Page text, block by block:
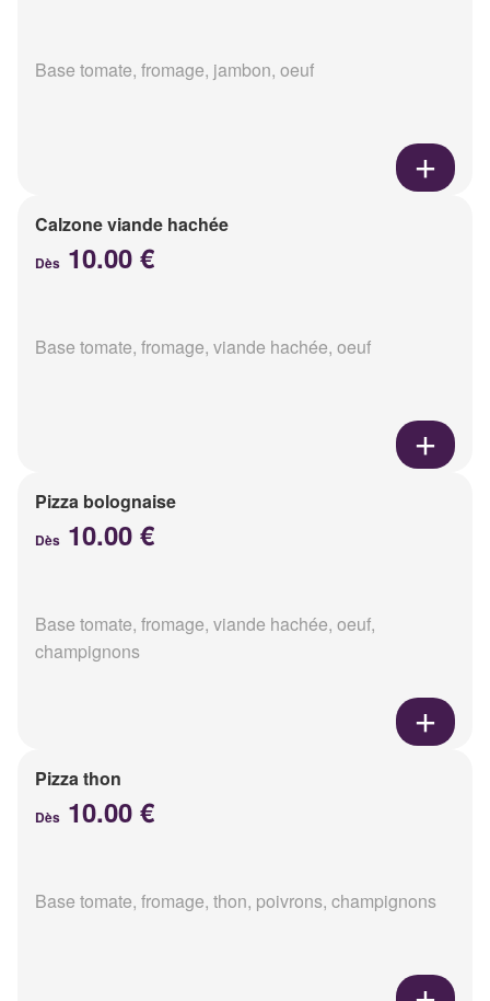
Base tomate, fromage, jambon, oeuf
Calzone viande hachée
Dès 10.00 €
Base tomate, fromage, viande hachée, oeuf
Pizza bolognaise
Dès 10.00 €
Base tomate, fromage, viande hachée, oeuf,
champignons
Pizza thon
Dès 10.00 €
Base tomate, fromage, thon, poivrons, champignons